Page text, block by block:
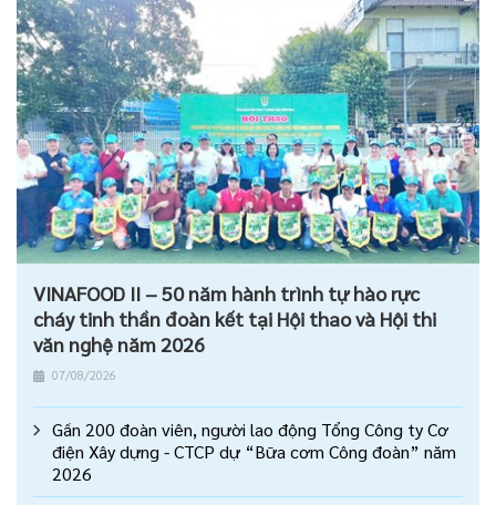
VINAFOOD II – 50 năm hành trình tự hào rực
cháy tinh thần đoàn kết tại Hội thao và Hội thi
văn nghệ năm 2026
07/08/2026
Gần 200 đoàn viên, người lao động Tổng Công ty Cơ
điện Xây dựng - CTCP dự “Bữa cơm Công đoàn” năm
2026